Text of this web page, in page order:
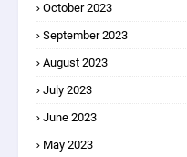
October 2023
September 2023
August 2023
July 2023
June 2023
May 2023